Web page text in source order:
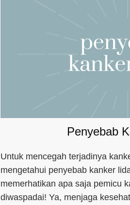
Penyebab
Untuk mencegah terjadinya
mengetahui penyebab kanker
memerhatikan apa saja pemicu
diwaspadai! Ya, menjaga